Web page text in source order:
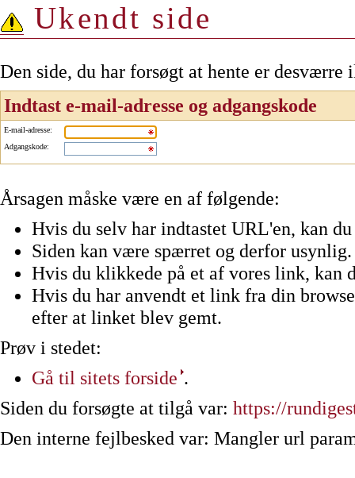
Ukendt side
Den side, du har forsøgt at hente er
Indtast e-mail-adresse og adgangskode
E-mail-adresse:
Adgangskode:
Årsagen måske være en af følgende:
Hvis du selv har indtastet URL'en, kan
Siden kan være spærret og derfor usynlig.
Hvis du klikkede på et af vores link, kan
Hvis du har anvendt et link fra din
efter at linket blev gemt.
Prøv i stedet:
Gå til sitets forside .
Siden du forsøgte at tilgå var: https://
Den interne fejlbesked var: Mangler url